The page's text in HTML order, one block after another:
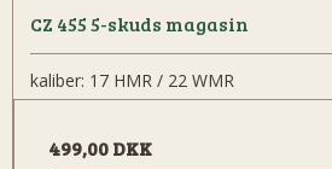
CZ 455 5-skuds magasin
kaliber: 17 HMR / 22 WMR
499,00 DKK